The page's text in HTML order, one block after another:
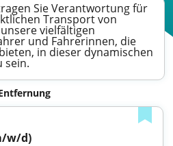
Sie Verantwortung für
Transport von
vielfältigen
und Fahrerinnen, die
in dieser dynamischen
sein.
w/d)